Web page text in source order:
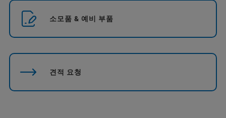
소모품 & 예비 부품
견적 요청